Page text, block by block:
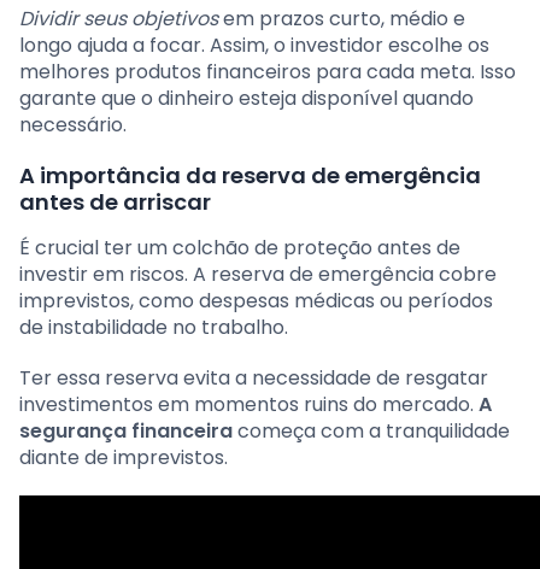
Dividir seus objetivosem prazos curto, médio e
longo ajuda a focar. Assim, o investidor escolhe os
melhores produtos financeiros para cada meta. Isso
garante que o dinheiro esteja disponível quando
necessário.
A importância da reserva de emergência
antes de arriscar
É crucial ter um colchão de proteção antes de
investir em riscos. A reserva de emergência cobre
imprevistos, como despesas médicas ou períodos
de instabilidade no trabalho.
Ter essa reserva evita a necessidade de resgatar
investimentos em momentos ruins do mercado. A
segurança financeiracomeça com a tranquilidade
diante de imprevistos.